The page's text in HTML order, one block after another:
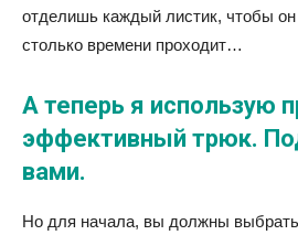
отделишь каждый листик, чтобы
столько времени проходит…
А теперь я использую
эффективный трюк.
вами.
Но для начала, вы должны выбрать